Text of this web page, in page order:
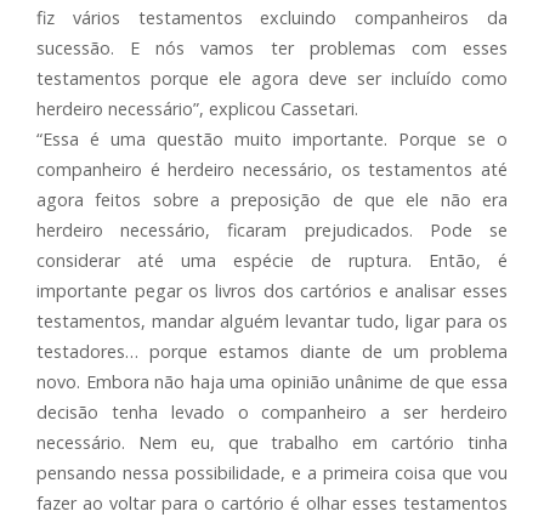
fiz vários testamentos excluindo companheiros da
sucessão. E nós vamos ter problemas com esses
testamentos porque ele agora deve ser incluído como
herdeiro necessário”, explicou Cassetari.
“Essa é uma questão muito importante. Porque se o
companheiro é herdeiro necessário, os testamentos até
agora feitos sobre a preposição de que ele não era
herdeiro necessário, ficaram prejudicados. Pode se
considerar até uma espécie de ruptura. Então, é
importante pegar os livros dos cartórios e analisar esses
testamentos, mandar alguém levantar tudo, ligar para os
testadores… porque estamos diante de um problema
novo. Embora não haja uma opinião unânime de que essa
decisão tenha levado o companheiro a ser herdeiro
necessário. Nem eu, que trabalho em cartório tinha
pensando nessa possibilidade, e a primeira coisa que vou
fazer ao voltar para o cartório é olhar esses testamentos